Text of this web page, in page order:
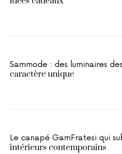
Sammode : des luminaires
caractère unique
Le canapé GamFratesi qui
intérieurs contemporains